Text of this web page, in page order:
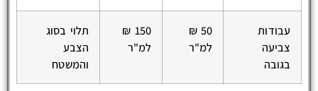
עבודות
צביעה
בגובה
50 ₪
למ"ר
150 ₪
למ"ר
תלוי בסוג
הצבע
והמשטח